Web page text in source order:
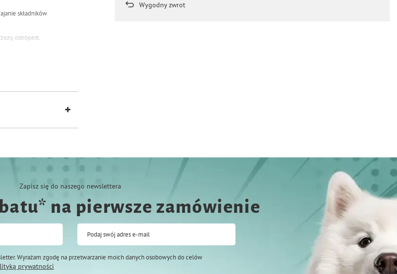
Wygodny zwrot
składników
ostropest.
Zapisz się do naszego newslettera
na pierwsze zamówienie
Podaj swój adres e-mail
Wyrażam zgodę na przetwarzanie moich danych osobowych do celów
prywatności